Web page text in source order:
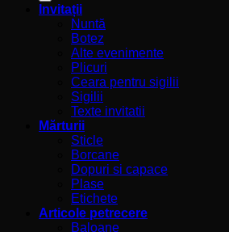
Invitații
Nuntă
Botez
Alte evenimente
Plicuri
Ceara pentru sigilii
Sigilii
Texte invitatii
Mărturii
Sticle
Borcane
Dopuri si capace
Plase
Etichete
Articole petrecere
Baloane